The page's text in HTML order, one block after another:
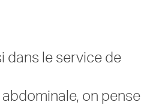
dans le service de
on pense